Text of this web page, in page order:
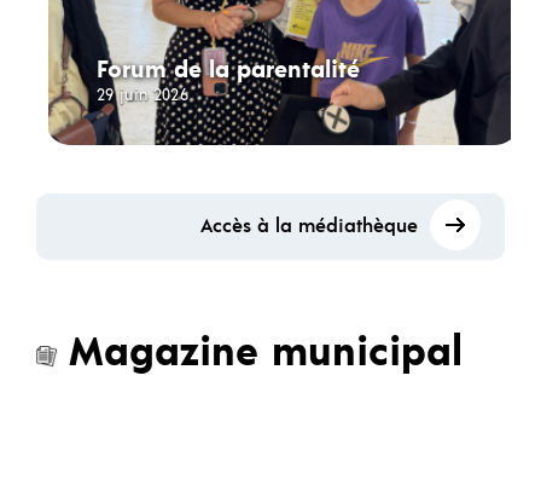
Forum de la parentalité
29 juin 2026
Accès à la médiathèque
Magazine municipal